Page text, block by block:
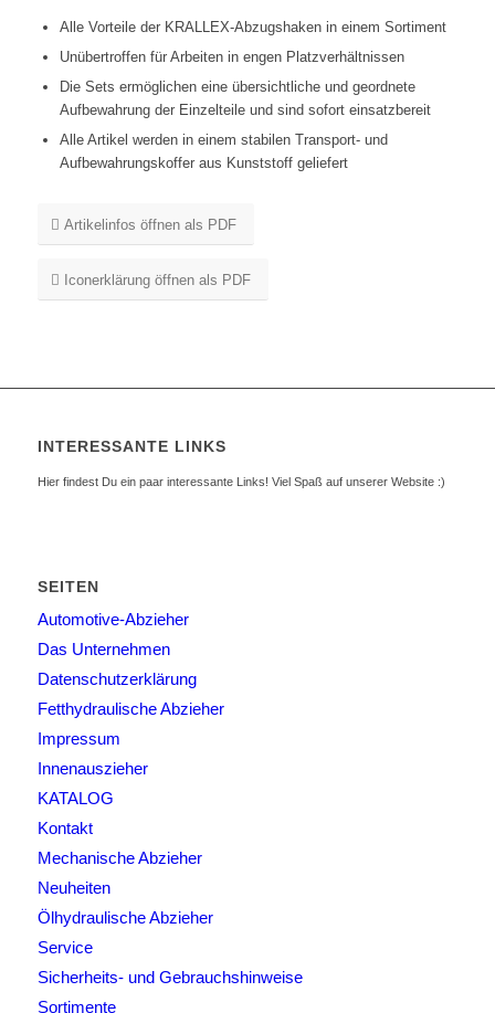
Alle Vorteile der KRALLEX-Abzugshaken in einem Sortiment
Unübertroffen für Arbeiten in engen Platzverhältnissen
Die Sets ermöglichen eine übersichtliche und geordnete
Aufbewahrung der Einzelteile und sind sofort einsatzbereit
Alle Artikel werden in einem stabilen Transport- und
Aufbewahrungskoffer aus Kunststoff geliefert
Artikelinfos öffnen als PDF
Iconerklärung öffnen als PDF
INTERESSANTE LINKS
Hier findest Du ein paar interessante Links! Viel Spaß auf unserer Website :)
SEITEN
Automotive-Abzieher
Das Unternehmen
Datenschutzerklärung
Fetthydraulische Abzieher
Impressum
Innenauszieher
KATALOG
Kontakt
Mechanische Abzieher
Neuheiten
Ölhydraulische Abzieher
Service
Sicherheits- und Gebrauchshinweise
Sortimente